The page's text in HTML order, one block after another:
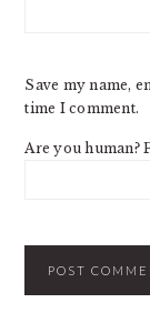
Save my name,
time I comment.
Are you human?